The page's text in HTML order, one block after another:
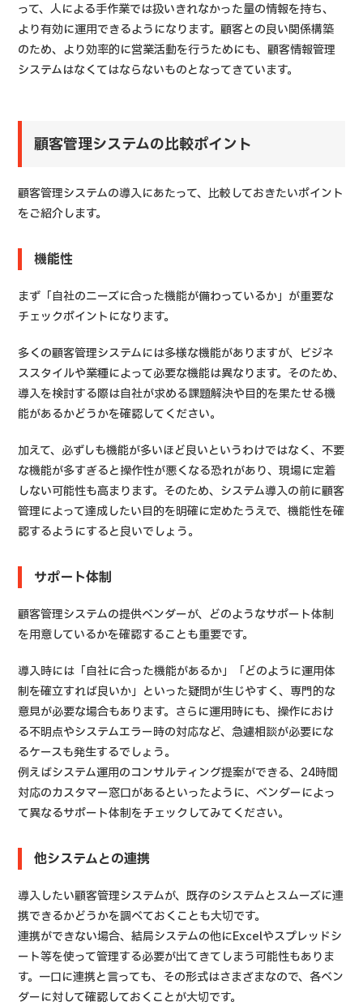
って、人による手作業では扱いきれなかった量の情報を持ち、
より有効に運用できるようになります。顧客との良い関係構築
のため、より効率的に営業活動を行うためにも、顧客情報管理
システムはなくてはならないものとなってきています。
顧客管理システムの比較ポイント
顧客管理システムの導入にあたって、比較しておきたいポイント
をご紹介します。
機能性
まず「自社のニーズに合った機能が備わっているか」が重要な
チェックポイントになります。
多くの顧客管理システムには多様な機能がありますが、ビジネ
ススタイルや業種によって必要な機能は異なります。そのため、
導入を検討する際は自社が求める課題解決や目的を果たせる機
能があるかどうかを確認してください。
加えて、必ずしも機能が多いほど良いというわけではなく、不要
な機能が多すぎると操作性が悪くなる恐れがあり、現場に定着
しない可能性も高まります。そのため、システム導入の前に顧客
管理によって達成したい目的を明確に定めたうえで、機能性を確
認するようにすると良いでしょう。
サポート体制
顧客管理システムの提供ベンダーが、どのようなサポート体制
を用意しているかを確認することも重要です。
導入時には「自社に合った機能があるか」「どのように運用体
制を確立すれば良いか」といった疑問が生じやすく、専門的な
意見が必要な場合もあります。さらに運用時にも、操作におけ
る不明点やシステムエラー時の対応など、急遽相談が必要にな
るケースも発生するでしょう。
例えばシステム運用のコンサルティング提案ができる、24時間
対応のカスタマー窓口があるといったように、ベンダーによっ
て異なるサポート体制をチェックしてみてください。
他システムとの連携
導入したい顧客管理システムが、既存のシステムとスムーズに連
携できるかどうかを調べておくことも大切です。
連携ができない場合、結局システムの他にExcelやスプレッドシ
ート等を使って管理する必要が出てきてしまう可能性もありま
す。一口に連携と言っても、その形式はさまざまなので、各ベン
ダーに対して確認しておくことが大切です。